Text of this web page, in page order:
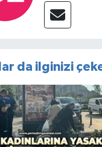
da ilginizi